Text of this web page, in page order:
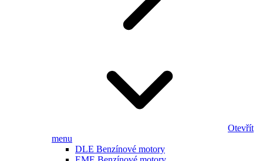
Otevřít
menu
DLE Benzínové motory